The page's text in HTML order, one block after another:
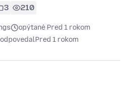
3 210
opýtané Pred 1 rokom
odpovedalPred 1 rokom